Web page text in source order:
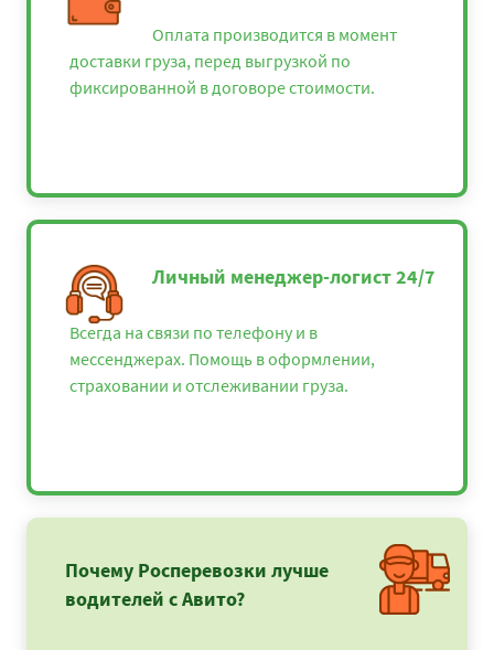
Оплата производится в момент
доставки груза, перед выгрузкой по
фиксированной в договоре стоимости.
Личный менеджер-логист 24/7
Всегда на связи по телефону и в
мессенджерах. Помощь в оформлении,
страховании и отслеживании груза.
Почему Росперевозки лучше
водителей с Авито?